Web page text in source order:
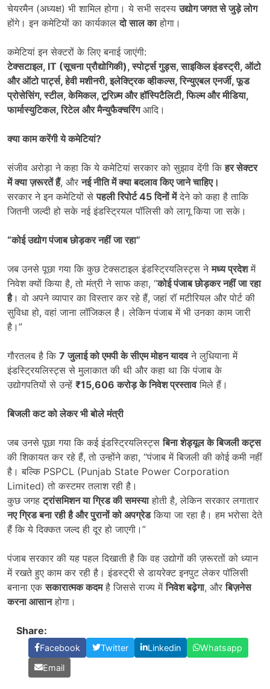
चेयरमैन (अध्यक्ष) भी शामिल होगा। ये सभी सदस्यउद्योग जगत से जुड़े लोग
होंगे। इन कमेटियों का कार्यकालदो साल काहोगा।
कमेटियां इन सेक्टरों के लिए बनाई जाएंगी:
टेक्सटाइल, IT (सूचना प्रौद्योगिकी),स्पोर्ट्स गुड्स,साइकिल इंडस्ट्री, ऑटो
और ऑटो पार्ट्स,हेवी मशीनरी,इलेक्ट्रिक व्हीकल्स,रिन्युएबल एनर्जी,फूड
प्रोसेसिंग,स्टील,केमिकल,टूरिज़्म और हॉस्पिटैलिटी,फिल्म और मीडिया,
फार्मास्युटिकल,रिटेल और मैन्युफैक्चरिंगआदि।
क्या काम करेंगी ये कमेटियां?
संजीव अरोड़ा ने कहा कि ये कमेटियां सरकार को सुझाव देंगी किहर सेक्टर
में क्या ज़रूरतें हैं, औरनई नीति में क्या बदलाव किए जाने चाहिए।
सरकार ने इन कमेटियों सेपहली रिपोर्ट 45दिनों मेंदेने को कहा है ताकि
जितनी जल्दी हो सके नई इंडस्ट्रियल पॉलिसी को लागू किया जा सके।
“कोई उद्योग पंजाब छोड़कर नहीं जा रहा”
जब उनसे पूछा गया कि कुछ टेक्सटाइल इंडस्ट्रियलिस्ट्स नेमध्य प्रदेशमें
निवेश क्यों किया है, तो मंत्री ने साफ कहा, “कोई पंजाब छोड़कर नहीं जा रहा
है। वो अपने व्यापार का विस्तार कर रहे हैं, जहां रॉ मटीरियल और पोर्ट की
सुविधा हो, वहां जाना लॉजिकल है। लेकिन पंजाब में भी उनका काम जारी
है।”
गौरतलब है कि 7जुलाई को एमपी के सीएम मोहन यादवने लुधियाना में
इंडस्ट्रियलिस्ट्स से मुलाकात की थी और कहा था कि पंजाब के
उद्योगपतियों से उन्हें ₹15,606करोड़ के निवेश प्रस्तावमिले हैं।
बिजली कट को लेकर भी बोले मंत्री
जब उनसे पूछा गया कि कई इंडस्ट्रियलिस्ट्सबिना शेड्यूल के बिजली कट्स
की शिकायत कर रहे हैं, तो उन्होंने कहा, “पंजाब में बिजली की कोई कमी नहीं
है। बल्कि PSPCL (Punjab State Power Corporation
Limited) तो कस्टमर तलाश रही है।
कुछ जगहट्रांसमिशन या ग्रिड की समस्याहोती है, लेकिन सरकार लगातार
नए ग्रिड बना रही है और पुरानों को अपग्रेडकिया जा रहा है। हम भरोसा देते
हैं कि ये दिक्कत जल्द ही दूर हो जाएगी।”
पंजाब सरकार की यह पहल दिखाती है कि वह उद्योगों की ज़रूरतों को ध्यान
में रखते हुए काम कर रही है। इंडस्ट्री से डायरेक्ट इनपुट लेकर पॉलिसी
बनाना एकसकारात्मक कदमहै जिससे राज्य मेंनिवेश बढ़ेगा, औरबिज़नेस
करना आसानहोगा।
Share:
Facebook Twitter Linkedin
Whatsapp
Email